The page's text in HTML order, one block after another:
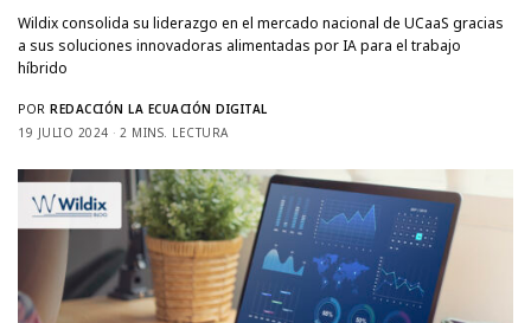
Wildix consolida su liderazgo en el mercado nacional de UCaaS gracias
a sus soluciones innovadoras alimentadas por IA para el trabajo
híbrido
POR REDACCIÓN LA ECUACIÓN DIGITAL
19 JULIO 2024
2 MINS. LECTURA